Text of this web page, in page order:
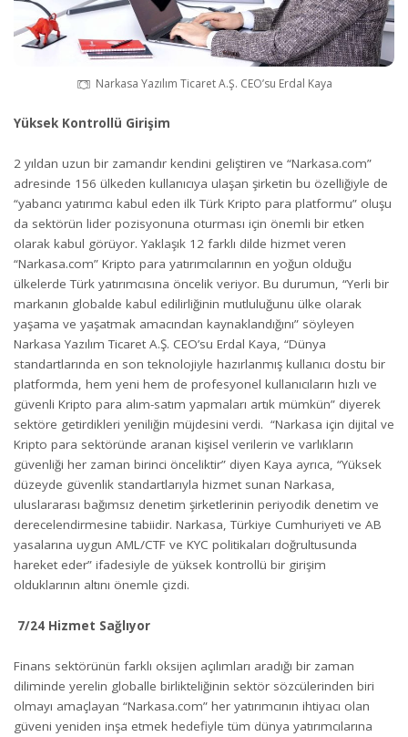
Narkasa Yazılım Ticaret A.Ş. CEO’su Erdal Kaya
Yüksek Kontrollü Girişim
2 yıldan uzun bir zamandır kendini geliştiren ve “Narkasa.com”
adresinde 156 ülkeden kullanıcıya ulaşan şirketin bu özelliğiyle de
“yabancı yatırımcı kabul eden ilk Türk Kripto para platformu” oluşu
da sektörün lider pozisyonuna oturması için önemli bir etken
olarak kabul görüyor. Yaklaşık 12 farklı dilde hizmet veren
“Narkasa.com” Kripto para yatırımcılarının en yoğun olduğu
ülkelerde Türk yatırımcısına öncelik veriyor. Bu durumun, “Yerli bir
markanın globalde kabul edilirliğinin mutluluğunu ülke olarak
yaşama ve yaşatmak amacından kaynaklandığını” söyleyen
Narkasa Yazılım Ticaret A.Ş. CEO’su Erdal Kaya, “Dünya
standartlarında en son teknolojiyle hazırlanmış kullanıcı dostu bir
platformda, hem yeni hem de profesyonel kullanıcıların hızlı ve
güvenli Kripto para alım-satım yapmaları artık mümkün” diyerek
sektöre getirdikleri yeniliğin müjdesini verdi. “Narkasa için dijital ve
Kripto para sektöründe aranan kişisel verilerin ve varlıkların
güvenliği her zaman birinci önceliktir” diyen Kaya ayrıca, “Yüksek
düzeyde güvenlik standartlarıyla hizmet sunan Narkasa,
uluslararası bağımsız denetim şirketlerinin periyodik denetim ve
derecelendirmesine tabiidir. Narkasa, Türkiye Cumhuriyeti ve AB
yasalarına uygun AML/CTF ve KYC politikaları doğrultusunda
hareket eder” ifadesiyle de yüksek kontrollü bir girişim
olduklarının altını önemle çizdi.
7/24 Hizmet Sağlıyor
Finans sektörünün farklı oksijen açılımları aradığı bir zaman
diliminde yerelin globalle birlikteliğinin sektör sözcülerinden biri
olmayı amaçlayan “Narkasa.com” her yatırımcının ihtiyacı olan
güveni yeniden inşa etmek hedefiyle tüm dünya yatırımcılarına